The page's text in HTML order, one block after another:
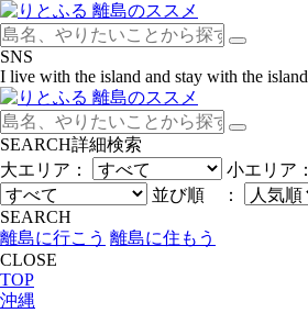
SNS
I live with the island and stay with the island
SEARCH詳細検索
大エリア：
小エリア：
並び順 ：
SEARCH
離島に行こう 離島に住もう
CLOSE
TOP
沖縄